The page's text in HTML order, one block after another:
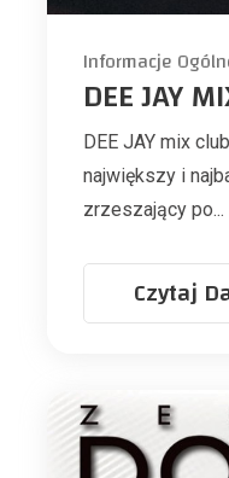
Informacje
DEE JAY
DEE JAY mix
największy i
zrzeszający po...
Czytaj